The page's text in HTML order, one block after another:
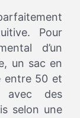
Pour
d’un
un sac en
entre 50 et
des
selon une